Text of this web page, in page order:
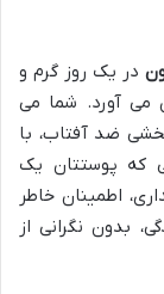
در یک روز گرم و
می آورد. شما می
ضد آفتاب، با
که پوستتان یک
اطمینان خاطر
بدون نگرانی از